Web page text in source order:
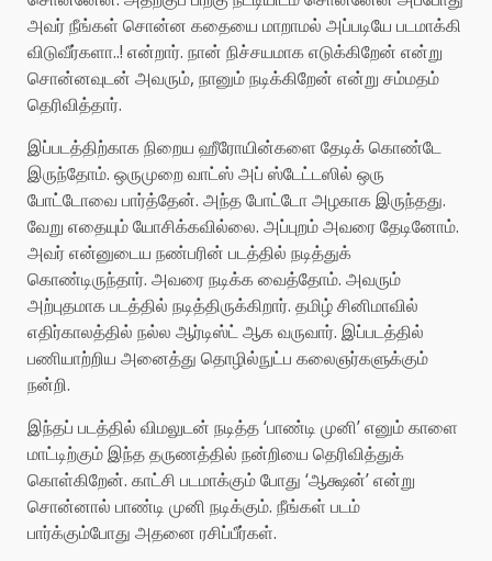
அவர் நீங்கள் சொன்ன கதையை மாறாமல் அப்படியே படமாக்கி
விடுவீர்களா..! என்றார். நான் நிச்சயமாக எடுக்கிறேன் என்று
சொன்னவுடன் அவரும், நானும் நடிக்கிறேன் என்று சம்மதம்
தெரிவித்தார்.
இப்படத்திற்காக நிறைய ஹீரோயின்களை தேடிக் கொண்டே
இருந்தோம். ஒருமுறை வாட்ஸ் அப் ஸ்டேட்டஸில் ஒரு
போட்டோவை பார்த்தேன்.‌ அந்த போட்டோ அழகாக இருந்தது.
வேறு எதையும் யோசிக்கவில்லை. அப்புறம் அவரை தேடினோம்.
அவர் என்னுடைய நண்பரின் படத்தில் நடித்துக்
கொண்டிருந்தார். அவரை நடிக்க வைத்தோம். அவரும்
அற்புதமாக படத்தில் நடித்திருக்கிறார். தமிழ் சினிமாவில்
எதிர்காலத்தில் நல்ல ஆர்டிஸ்ட் ஆக வருவார். இப்படத்தில்
பணியாற்றிய அனைத்து தொழில்நுட்ப கலைஞர்களுக்கும்
நன்றி.‌
இந்தப் படத்தில் விமலுடன் நடித்த ‘பாண்டி முனி’ எனும் காளை
மாட்டிற்கும் இந்த தருணத்தில் நன்றியை தெரிவித்துக்
கொள்கிறேன். காட்சி படமாக்கும் போது ‘ஆக்ஷன்’ என்று
சொன்னால் பாண்டி முனி நடிக்கும். நீங்கள் படம்
பார்க்கும்போது அதனை ரசிப்பீர்கள்.